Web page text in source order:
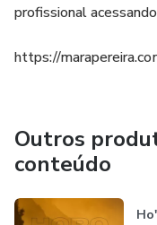
profissional
https://
Outros
conteúdo